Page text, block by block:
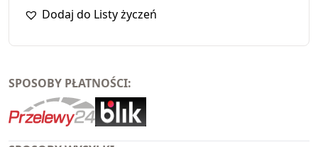
Dodaj do Listy życzeń
SPOSOBY PŁATNOŚCI: